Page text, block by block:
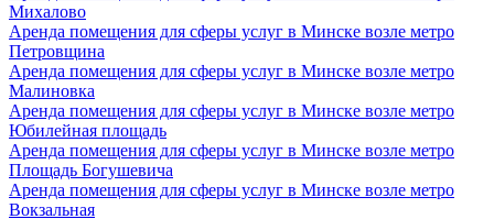
Михалово
Аренда помещения для сферы услуг в Минске возле метро
Петровщина
Аренда помещения для сферы услуг в Минске возле метро
Малиновка
Аренда помещения для сферы услуг в Минске возле метро
Юбилейная площадь
Аренда помещения для сферы услуг в Минске возле метро
Площадь Богушевича
Аренда помещения для сферы услуг в Минске возле метро
Вокзальная